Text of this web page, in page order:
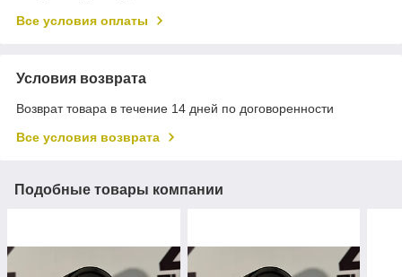
Все условия оплаты
Условия возврата
Возврат товара в течение 14 дней по договоренности
Все условия возврата
Подобные товары компании